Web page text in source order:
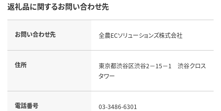
返礼品に関するお問い合わせ先
お問い合わせ先 全農ECソリューションズ株式会社
住所
東京都渋谷区渋谷2－15－1 渋谷クロス
タワー
電話番号 03-3486-6301